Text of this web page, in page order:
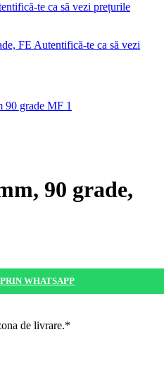
te ca să vezi prețurile
FE Autentifică-te ca să vezi
90 grade,
WHATSAPP
de livrare.*